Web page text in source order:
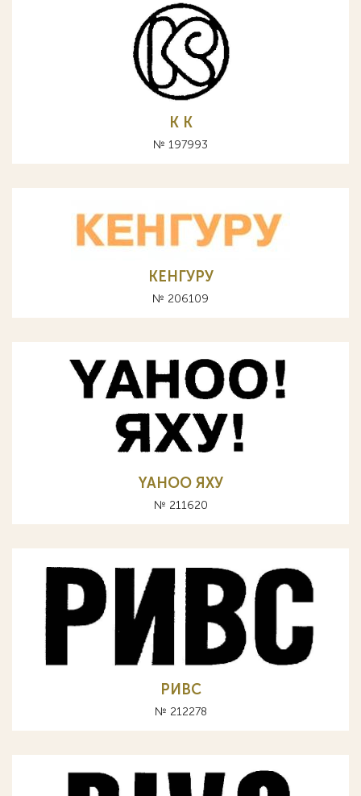
К K
№ 197993
КЕНГУРУ
№ 206109
YAHOO ЯХУ
№ 211620
РИВС
№ 212278